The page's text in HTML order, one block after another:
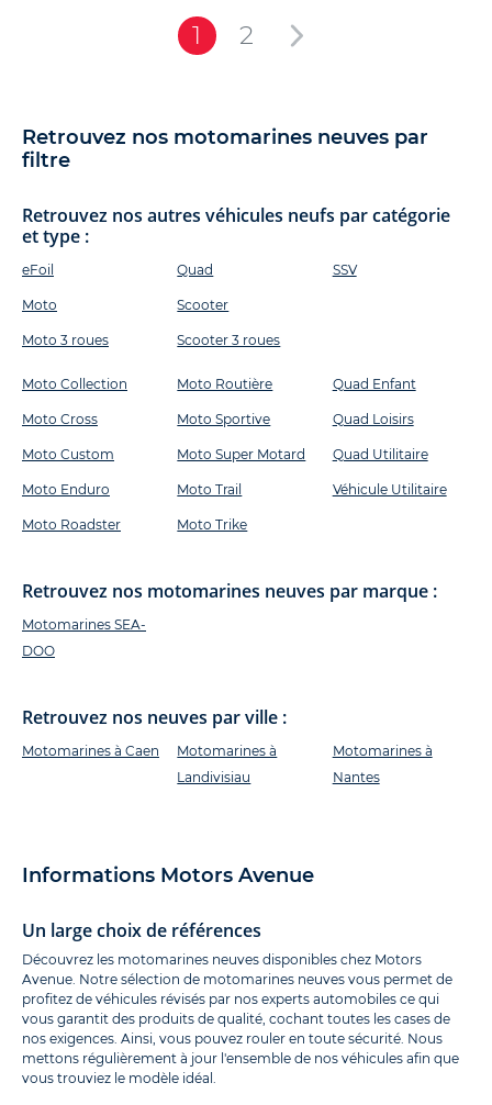
1 2
Retrouvez nos motomarines neuves par
filtre
Retrouvez nos autres véhicules neufs par catégorie
et type :
eFoil
Moto
Moto 3 roues
Quad
Scooter
Scooter 3 roues
SSV
Moto Collection
Moto Cross
Moto Custom
Moto Enduro
Moto Roadster
Moto Routière
Moto Sportive
Moto Super Motard
Moto Trail
Moto Trike
Quad Enfant
Quad Loisirs
Quad Utilitaire
Véhicule Utilitaire
Retrouvez nos motomarines neuves par marque :
Motomarines SEA-
DOO
Retrouvez nos neuves par ville :
Motomarines à Caen
Motomarines à
Landivisiau
Motomarines à
Nantes
Informations Motors Avenue
Un large choix de références
Découvrez les motomarines neuves disponibles chez Motors
Avenue. Notre sélection de motomarines neuves vous permet de
profitez de véhicules révisés par nos experts automobiles ce qui
vous garantit des produits de qualité, cochant toutes les cases de
nos exigences. Ainsi, vous pouvez rouler en toute sécurité. Nous
mettons régulièrement à jour l'ensemble de nos véhicules afin que
vous trouviez le modèle idéal.